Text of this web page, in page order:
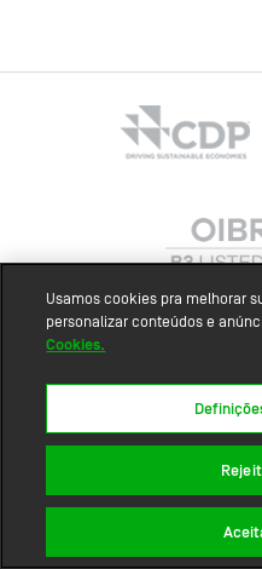
Usamos cookies pra melhorar
personalizar conteúdos e
Cookies.